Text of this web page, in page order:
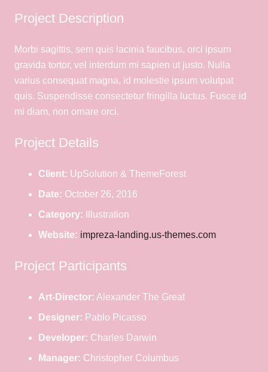
Project Description
Morbi sagittis, sem quis lacinia faucibus, orci ipsum
gravida tortor, vel interdum mi sapien ut justo. Nulla
varius consequat magna, id molestie ipsum volutpat
quis. Suspendisse consectetur fringilla luctus. Fusce id
mi diam, non ornare orci.
Project Details
Client: UpSolution & ThemeForest
Date: October 26, 2016
Category: Illustration
Website: impreza-landing.us-themes.com
Project Participants
Art-Director: Alexander The Great
Designer: Pablo Picasso
Developer: Charles Darwin
Manager: Christopher Columbus